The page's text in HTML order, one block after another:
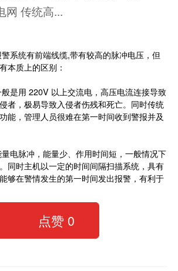
网 传统高...
统有前端线缆,带有较高的脉冲电压，但
本质上的区别：
用 220V 以上交流电，高压电流连接导致
者，极易导致入侵者伤残和死亡。同时传统
能，管理人员很难在第一时间收到警报并及
脉冲，能量少、作用时间短，一般情况下
同时主机以一定的时间间隔扫描系统，具有
够在警情发生的第一时间发出报警，有利于
点赞 0